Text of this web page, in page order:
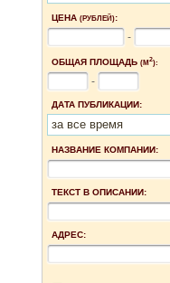
ЦЕНА (РУБЛЕЙ):
-
ОБЩАЯ ПЛОЩАДЬ (М2):
-
ДАТА ПУБЛИКАЦИИ:
за все время
НАЗВАНИЕ КОМПАНИИ:
ТЕКСТ В ОПИСАНИИ:
АДРЕС: